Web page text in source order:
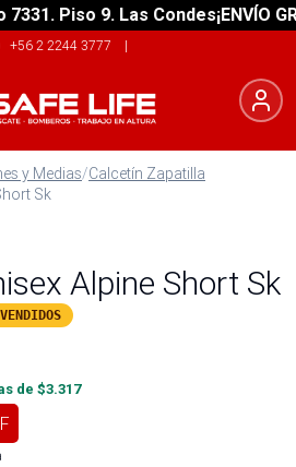
Piso 9. Las Condes¡ENVÍO
+56 2 2244 3777 |
y Medias/Calcetín Zapatilla
Sk
Alpine Short Sk
de $3.317